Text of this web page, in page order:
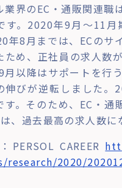
業界のEC・通販関連職
す。2020年9月～11
年8月までは、ECのサ
ため、正社員の求人数
以降はサポートを行
伸びが逆転しました。
す。そのため、EC・
、過去最高の求人数に
PERSOL CAREER
research/2020/